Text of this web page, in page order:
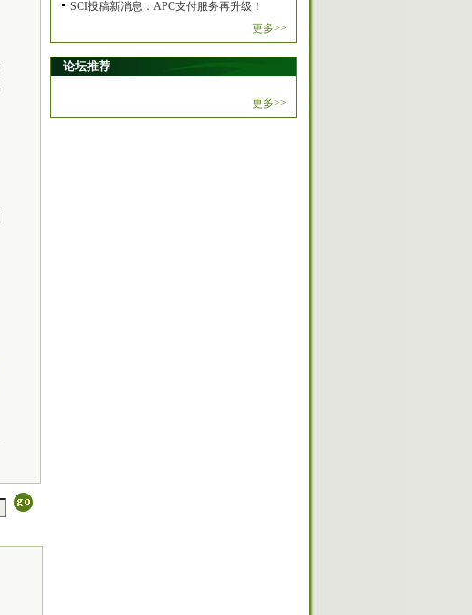
SCI投稿新消息：APC支付服务再升级！
更多>>
论坛推荐
更多>>